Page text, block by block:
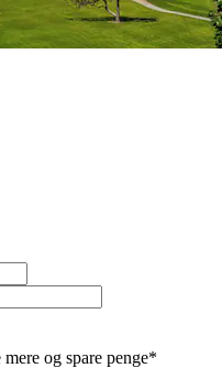
og spare penge*